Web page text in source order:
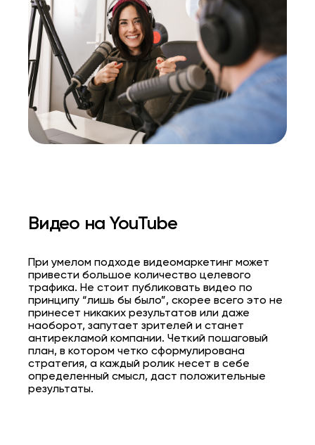
Видео на YouTube
При умелом подходе видеомаркетинг может
привести большое количество целевого
трафика. Не стоит публиковать видео по
принципу “лишь бы было”, скорее всего это не
принесет никаких результатов или даже
наоборот, запутает зрителей и станет
антирекламой компании. Четкий пошаговый
план, в котором четко сформулирована
стратегия, а каждый ролик несет в себе
определенный смысл, даст положительные
результаты.